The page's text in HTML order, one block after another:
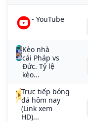
- YouTube
Kèo nhà
cái Pháp vs
Đức. Tỷ lệ
kèo...
Trực tiếp bóng
đá hôm nay
(Link xem
HD)...